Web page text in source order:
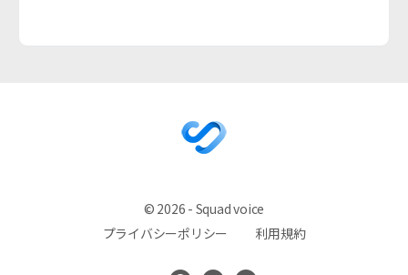
© 2026 - Squad voice
プライバシーポリシー
利用規約